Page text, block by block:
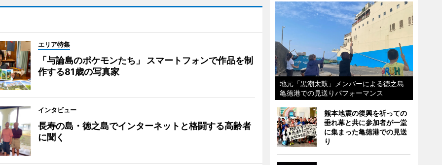
エリア特集
「与論島のポケモンたち」 スマートフォンで作品を制
作する81歳の写真家
インタビュー
長寿の島・徳之島でインターネットと格闘する高齢者
に聞く
地元「黒潮太鼓」メンバーによる徳之島
亀徳港での見送りパフォーマンス
熊本地震の復興を祈っての
垂れ幕と共に参加者が一堂
に集まった亀徳港での見送
り